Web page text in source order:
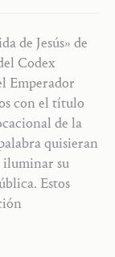
de Jesús» de
Codex
Emperador
con el título
de la
quisieran
iluminar su
Estos